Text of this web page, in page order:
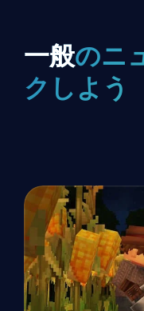
一般のニ
クしよう